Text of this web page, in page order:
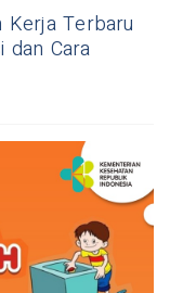
Kerja Terbaru
dan Cara